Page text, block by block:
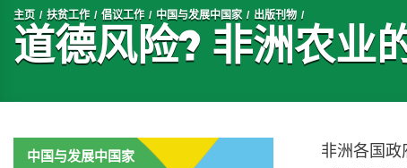
主页 扶贫工作 倡议工作 中国与发展中国家 出版刊物
道德风险? 非洲农业
中国与发展中国家
非洲各国